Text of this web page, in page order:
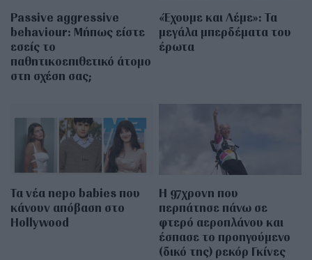
Passive aggressive
behaviour: Μήπως είστε
εσείς το
παθητικοεπιθετικό άτομο
στη σχέση σας;
«Έχουμε και Λέμε»: Τα
μεγάλα μπερδέματα του
έρωτα
Τα νέα nepo babies που
κάνουν απόβαση στο
Hollywood
Η 97χρονη που
περπάτησε πάνω σε
φτερό αεροπλάνου και
έσπασε το προηγούμενο
(δικό της) ρεκόρ Γκίνες